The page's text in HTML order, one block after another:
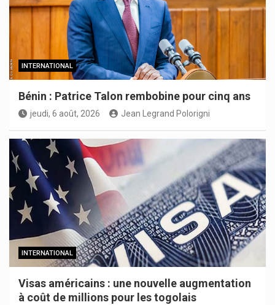
INTERNATIONAL
Bénin : Patrice Talon rembobine pour cinq ans
jeudi, 6 août, 2026 Jean Legrand Polorigni
INTERNATIONAL
Visas américains : une nouvelle augmentation
à coût de millions pour les togolais